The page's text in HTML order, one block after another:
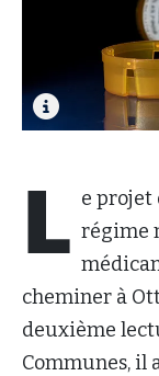
L e projet
régime
cheminer à
deuxième
Communes, il